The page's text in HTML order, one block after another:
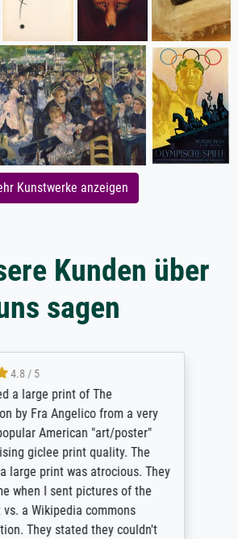
Kunstwerke anzeigen
Kunden über
sagen
4.8 / 5
a large print of The
by Fra Angelico from a very
American "art/poster"
giclee print quality. The
large print was atrocious. They
when I sent pictures of the
a Wikipedia commons
They stated they couldn't